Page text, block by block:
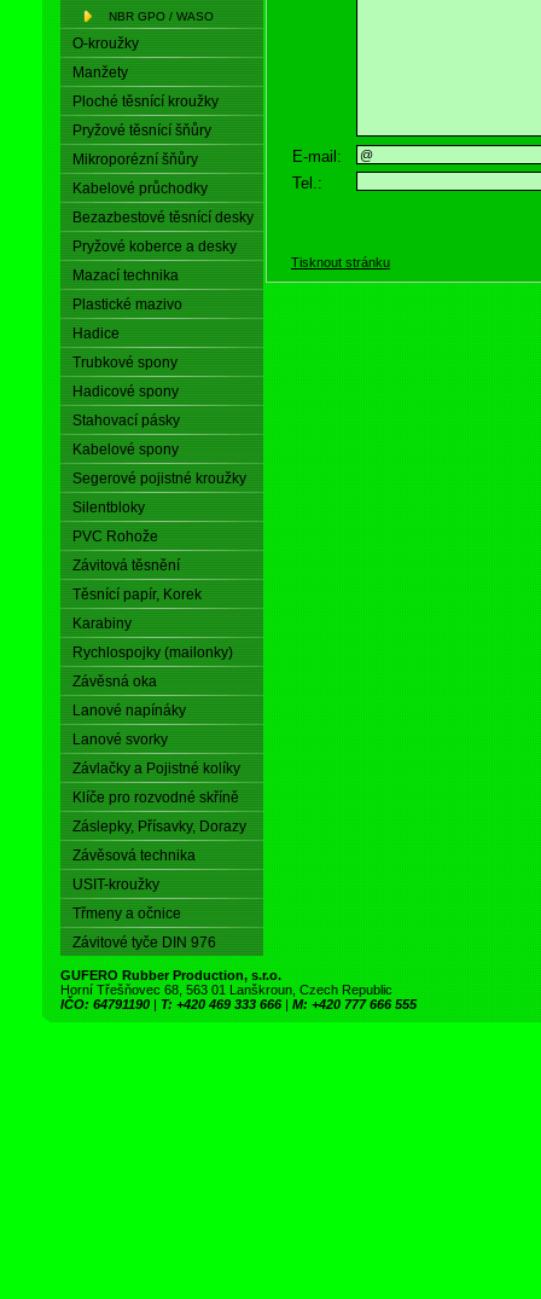
NBR GPO / WASO
O-kroužky
Manžety
Ploché těsnící kroužky
Pryžové těsnící šňůry
Mikroporézní šňůry
Kabelové průchodky
Bezazbestové těsnící desky
Pryžové koberce a desky
Mazací technika
Plastické mazivo
Hadice
Trubkové spony
Hadicové spony
Stahovací pásky
Kabelové spony
Segerové pojistné kroužky
Silentbloky
PVC Rohože
Závitová těsnění
Těsnící papír, Korek
Karabiny
Rychlospojky (mailonky)
Závěsná oka
Lanové napínáky
Lanové svorky
Závlačky a Pojistné kolíky
Klíče pro rozvodné skříně
Záslepky, Přísavky, Dorazy
Závěsová technika
USIT-kroužky
Třmeny a očnice
Závitové tyče DIN 976
E-mail:
Tel.:
Tisknout stránku
GUFERO Rubber Production, s.r.o.
Horní Třešňovec 68, 563 01 Lanškroun, Czech Republic
IČO: 64791190 | T: +420 469 333 666 | M: +420 777 666 555